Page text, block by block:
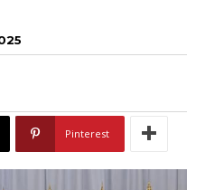
Pinterest